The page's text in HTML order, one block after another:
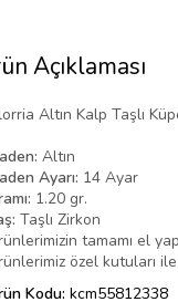
Açıklaması
Altın Kalp Taşlı
Altın
Ayarı: 14 Ayar
1.20 gr.
Taşlı Zirkon
tamamı el
özel kutuları
Kodu: kcm55812338